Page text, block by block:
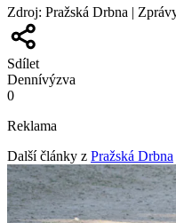
Zdroj: Pražská Drbna |
Sdílet
Dennívýzva
0
Reklama
Další články z Pražská Drbna